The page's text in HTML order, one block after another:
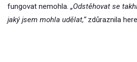
fungovat nemohla. „Odstěhovat se
jaký jsem mohla udělat,“zdůraznila